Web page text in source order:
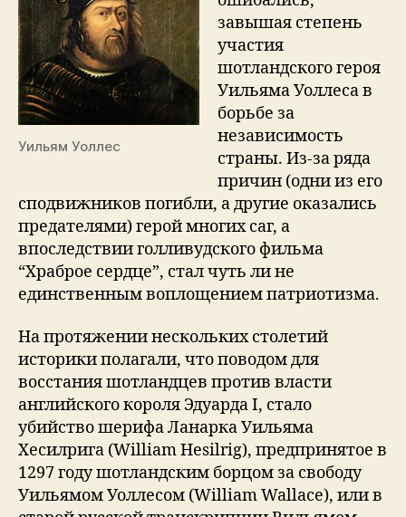
Уильям Уоллес
завышая степень
участия
шотландского героя
Уильяма Уоллеса в
борьбе за
независимость
страны. Из-за ряда
причин (одни из его
сподвижников погибли, а другие оказались
предателями) герой многих саг, а
впоследствии голливудского фильма
“Храброе сердце”, стал чуть ли не
единственным воплощением патриотизма.
На протяжении нескольких столетий
историки полагали, что поводом для
восстания шотландцев против власти
английского короля Эдуарда I, стало
убийство шерифа Ланарка Уильяма
Хесилрига (William Hesilrig), предпринятое в
1297 году шотландским борцом за свободу
Уильямом Уоллесом (William Wallace), или в